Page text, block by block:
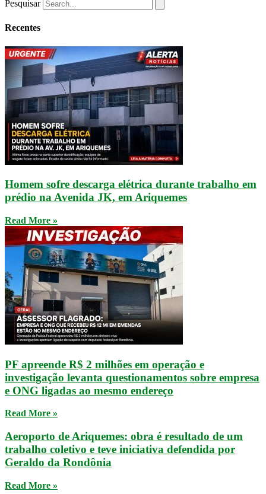
Pesquisar
Recentes
Homem sofre descarga elétrica durante trabalho em
prédio na Avenida JK, em Ariquemes
Read More »
PF apreende R$ 2 milhões em operação e
investigação levanta questionamentos sobre empresa
e ONG ligadas ao mesmo endereço
Read More »
Aeroporto de Ariquemes: obra é resultado de um
trabalho coletivo e teve iniciativa defendida por
Geraldo da Rondônia
Read More »